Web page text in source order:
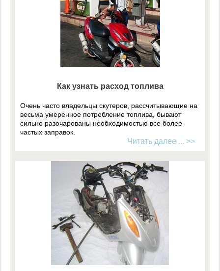
Как узнать расход топлива
Очень часто владельцы скутеров, рассчитывающие на
весьма умеренное потребление топлива, бывают
сильно разочарованы необходимостью все более
частых заправок.
Читать далее ... >>